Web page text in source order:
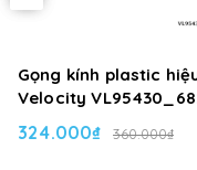
Gọng kính plastic
Velocity
324.000₫ 360.000₫